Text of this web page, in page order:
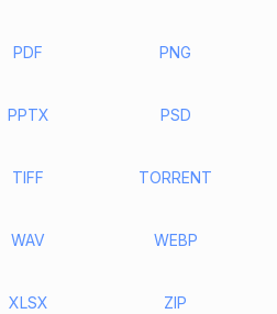
PDF PNG
PPTX PSD
TIFF TORRENT
WAV WEBP
XLSX ZIP